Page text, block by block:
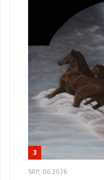
3
SRP, 06 2026